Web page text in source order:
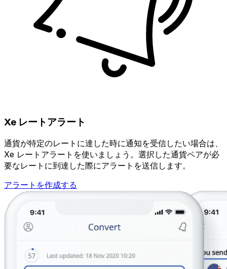
Xe レートアラート
通貨が特定のレートに達した時に通知を受信したい場合は、
Xe レートアラートを使いましょう。選択した通貨ペアが必
要なレートに到達した際にアラートを送信します。
アラートを作成する